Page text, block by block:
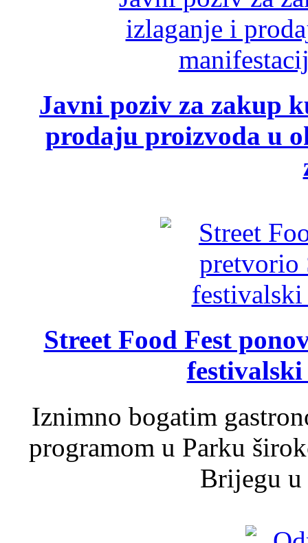
Javni poziv za zakup
prodaju proizvoda u
Street Food Fest
Iznimno bogatim
programom u Parku
Brijegu u